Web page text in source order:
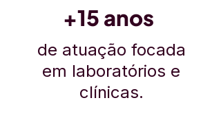
+15 anos
de atuação focada
em laboratórios e
clínicas.